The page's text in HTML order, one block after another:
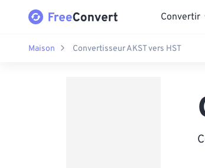
Convertir
Maison Convertisseur AKST vers HST